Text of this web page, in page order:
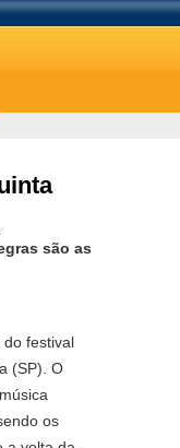
são as
festival
(SP). O
os